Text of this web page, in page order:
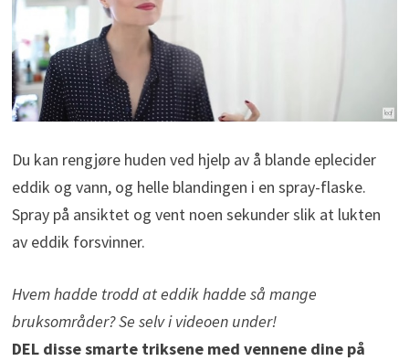
Du kan rengjøre huden ved hjelp av å blande eplecider
eddik og vann, og helle blandingen i en spray-flaske.
Spray på ansiktet og vent noen sekunder slik at lukten
av eddik forsvinner.
Hvem hadde trodd at eddik hadde så mange
bruksområder? Se selv i videoen under!
DEL disse smarte triksene med vennene dine på